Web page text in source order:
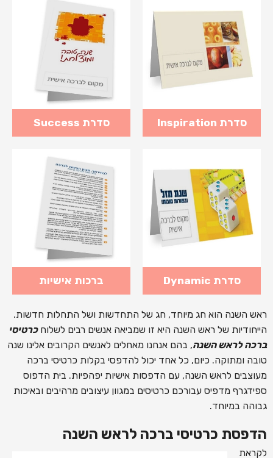
סדרת Inspiration סדרת Success
סדרת Dynamic ברכות אישיות
ראש השנה הוא חג מיוחד, חג של התחדשות ושל התחלות חדשות.
הייחודיות של ראש השנה היא זו שמביאה אנשים רבים לשלוחכרטיסי
ברכה לראש השנה, בהם אנחנו מאחלים לאנשים הקרובים אלינו שנה
טובה ומתוקה. כיום, כל אחד יכול להדפסי בקלות כרטיסי ברכה
מעוצבים לראש השנה, עם הדפסות אישיות יפהפיות. בית הדפוס
ספידגרף מדפיס עבורכם כרטיסים במגוון עיצובים מרהיבים ובאיכות
גבוהה במיוחד.
הדפסת כרטיסי ברכה לראש השנה
לקראת